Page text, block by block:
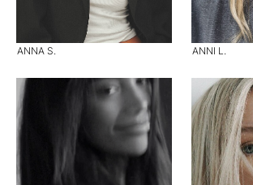
ANNA S. ANNI L.